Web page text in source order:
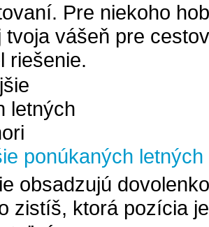
Pre niekoho
tvoja vášeň pre
riešenie.
ponúkaných
obsadzujú
zistíš, ktorá pozícia